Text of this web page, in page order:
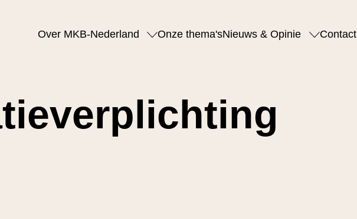
Over MKB-Nederland Onze thema'sNieuws & Opinie Contact